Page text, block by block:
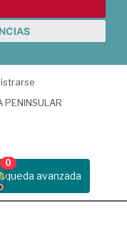
PENINSULAR
avanzada
0